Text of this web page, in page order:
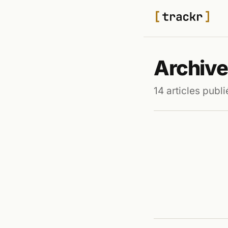
14 articles